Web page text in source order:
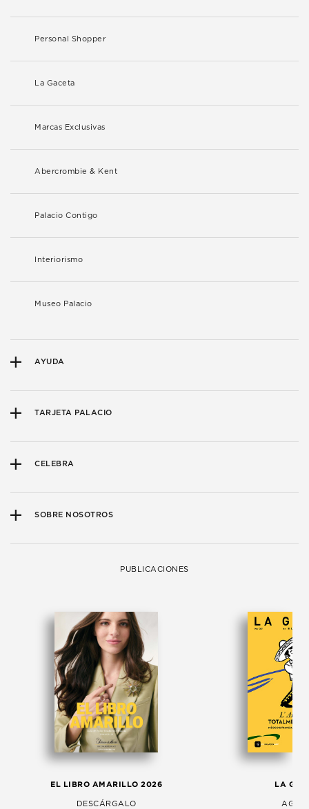
Personal Shopper
La Gaceta
Marcas Exclusivas
Abercrombie & Kent
Palacio Contigo
Interiorismo
Museo Palacio
AYUDA
TARJETA PALACIO
CELEBRA
SOBRE NOSOTROS
PUBLICACIONES
EL LIBRO AMARILLO 2026
DESCÁRGALO
LA